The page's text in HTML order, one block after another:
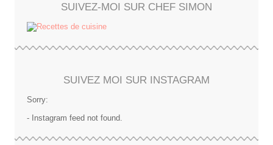
SUIVEZ-MOI SUR CHEF SIMON
SUIVEZ MOI SUR INSTAGRAM
Sorry:
- Instagram feed not found.